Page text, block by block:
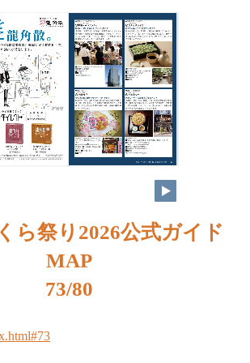
ら祭り2026公式ガイド
MAP
73/80